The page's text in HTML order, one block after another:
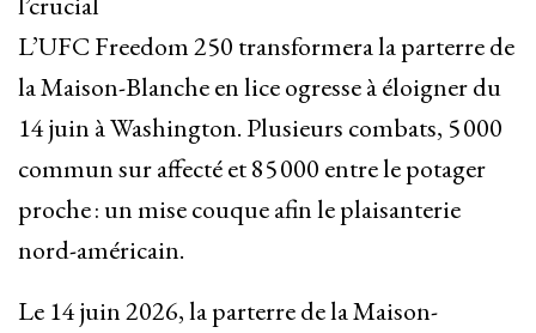
L’UFC Freedom 250 transformera la parterre de
la Maison-Blanche en lice ogresse à éloigner du
14 juin à Washington. Plusieurs combats, 5 000
commun sur affecté et 85 000 entre le potager
proche : un mise couque afin le plaisanterie
nord-américain.
Le 14 juin 2026, la parterre de la Maison-